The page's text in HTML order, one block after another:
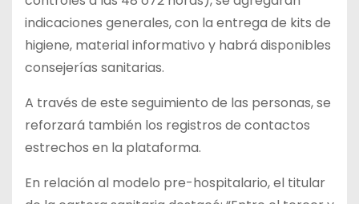
indicaciones generales, con la entrega de kits de
higiene, material informativo y habrá disponibles
consejerías sanitarias.
A través de este seguimiento de las personas, se
reforzará también los registros de contactos
estrechos en la plataforma.
En relación al modelo pre-hospitalario, el titular